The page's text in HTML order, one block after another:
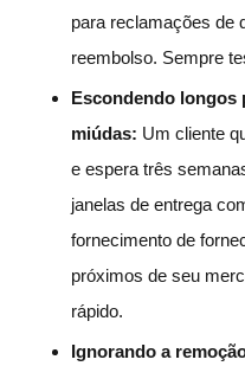
para reclamações de
reembolso. Sempre
Escondendo longos
miúdas: Um cliente
e espera três
janelas de entrega
fornecimento de
próximos de seu
rápido.
Ignorando a